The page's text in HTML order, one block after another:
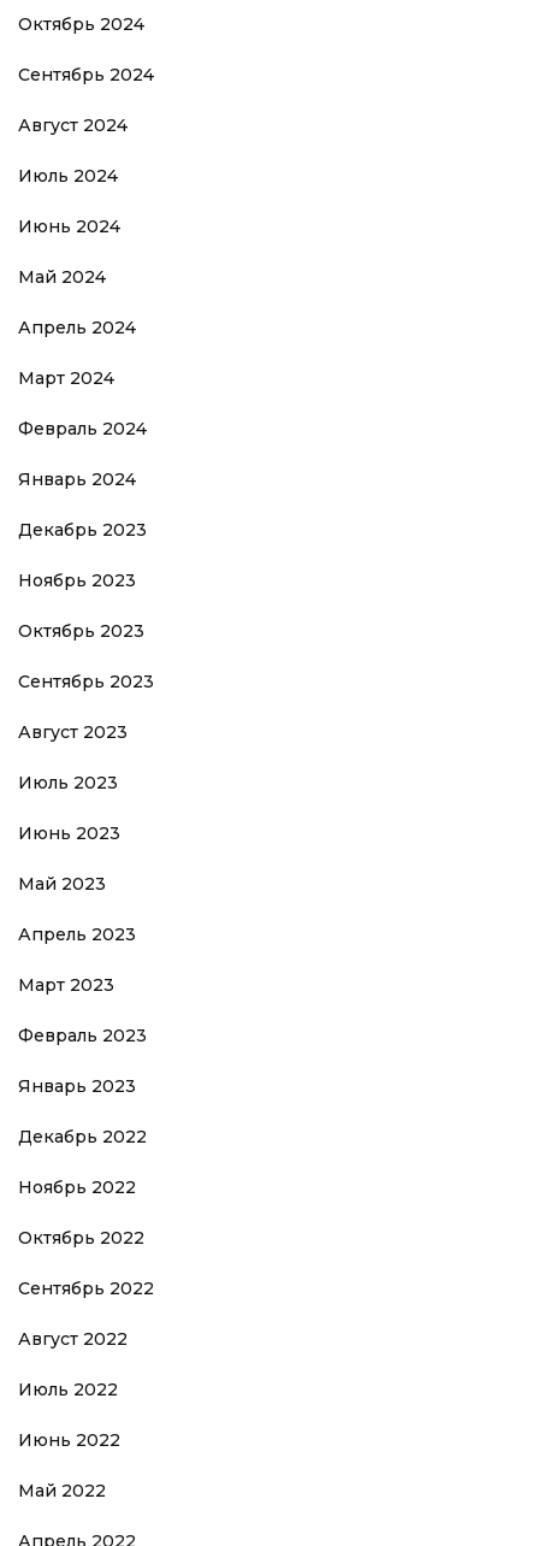
Октябрь 2024
Сентябрь 2024
Август 2024
Июль 2024
Июнь 2024
Май 2024
Апрель 2024
Март 2024
Февраль 2024
Январь 2024
Декабрь 2023
Ноябрь 2023
Октябрь 2023
Сентябрь 2023
Август 2023
Июль 2023
Июнь 2023
Май 2023
Апрель 2023
Март 2023
Февраль 2023
Январь 2023
Декабрь 2022
Ноябрь 2022
Октябрь 2022
Сентябрь 2022
Август 2022
Июль 2022
Июнь 2022
Май 2022
Апрель 2022